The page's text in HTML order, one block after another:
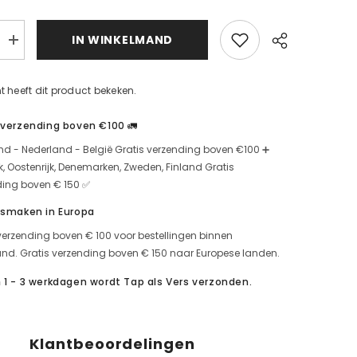
Kolajen
toz
artırın
IN WINKELMAND
heeft dit product bekeken.
boven €100 🚛
- Nederland - België Gratis verzending boven €100 ➕
Oostenrijk, Denemarken, Zweden, Finland Gratis
boven € 150 ✅
in Europa
boven € 100 voor bestellingen binnen
Gratis verzending boven € 150 naar Europese landen.
1 - 3 werkdagen wordt Tap als Vers verzonden.
Klantbeoordelingen